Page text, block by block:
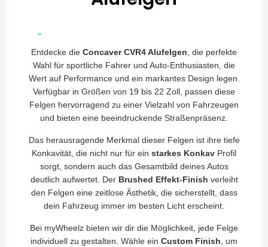
Entdecke die Concaver CVR4 Alufelgen, die perfekte
Wahl für sportliche Fahrer und Auto-Enthusiasten, die
Wert auf Performance und ein markantes Design legen.
Verfügbar in Größen von 19 bis 22 Zoll, passen diese
Felgen hervorragend zu einer Vielzahl von Fahrzeugen
und bieten eine beeindruckende Straßenpräsenz.
Das herausragende Merkmal dieser Felgen ist ihre tiefe
Konkavität, die nicht nur für ein starkes Konkav Profil
sorgt, sondern auch das Gesamtbild deines Autos
deutlich aufwertet. Der Brushed Effekt-Finish verleiht
den Felgen eine zeitlose Ästhetik, die sicherstellt, dass
dein Fahrzeug immer im besten Licht erscheint.
Bei myWheelz bieten wir dir die Möglichkeit, jede Felge
individuell zu gestalten. Wähle ein Custom Finish, um